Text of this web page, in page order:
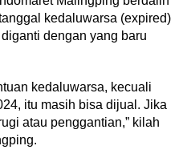
kedaluwarsa (expired)
dengan yang baru
kedaluwarsa, kecuali
itu masih bisa dijual. Jika
atau penggantian,” kilah